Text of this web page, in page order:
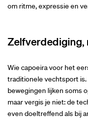
om ritme, expressie en
Zelfverdediging,
Wie capoeira voor het
traditionele vechtsport
bewegingen lijken soms
maar vergis je niet: de
even doeltreffend als bij